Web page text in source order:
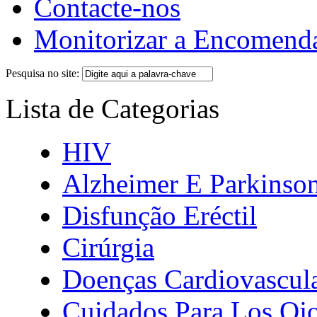
Contacte-nos
Monitorizar a
Pesquisa no site:
Lista de Categorias
HIV
Alzheimer E
Disfunção Eréctil
Cirúrgia
Doenças
Cuidados Para Los